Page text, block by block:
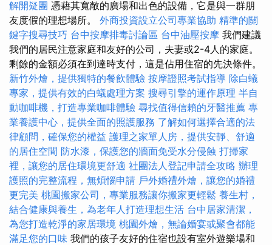
解開疑團 憑藉其寬敞的廣場和出色的設備，它是與一群朋
友度假的理想場所。 外商投資設立公司專業協助 精準的關
鍵字搜尋技巧 台中按摩排毒討論區 台中油壓按摩 我們建議
我們的居民注意家庭和友好的公司，夫妻或2-4人的家庭。
剩餘的金額必須在到達時支付，這是佔用住宿的先決條件。
新竹外燴，提供獨特的餐飲體驗 按摩證照考試指導 除白蟻
專家，提供有效的白蟻處理方案 搜尋引擎的運作原理 半自
動咖啡機，打造專業咖啡體驗 尋找值得信賴的牙醫推薦 專
業養護中心，提供全面的照護服務 了解如何選擇合適的法
律顧問，確保您的權益 護理之家單人房，提供安靜、舒適
的居住空間 防水漆，保護您的牆面免受水分侵蝕 打掃家
裡，讓您的居住環境更舒適 社團法人登記申請全攻略 辦理
護照的完整流程，無煩惱申請 戶外婚禮外燴，讓您的婚禮
更完美 桃園搬家公司，專業服務讓你搬家更輕鬆 養生村，
結合健康與養生，為老年人打造理想生活 台中居家清潔，
為您打造乾淨的家居環境 桃園外燴，無論婚宴或聚會都能
滿足您的口味 我們的孩子友好的住宿也設有室外遊樂場和